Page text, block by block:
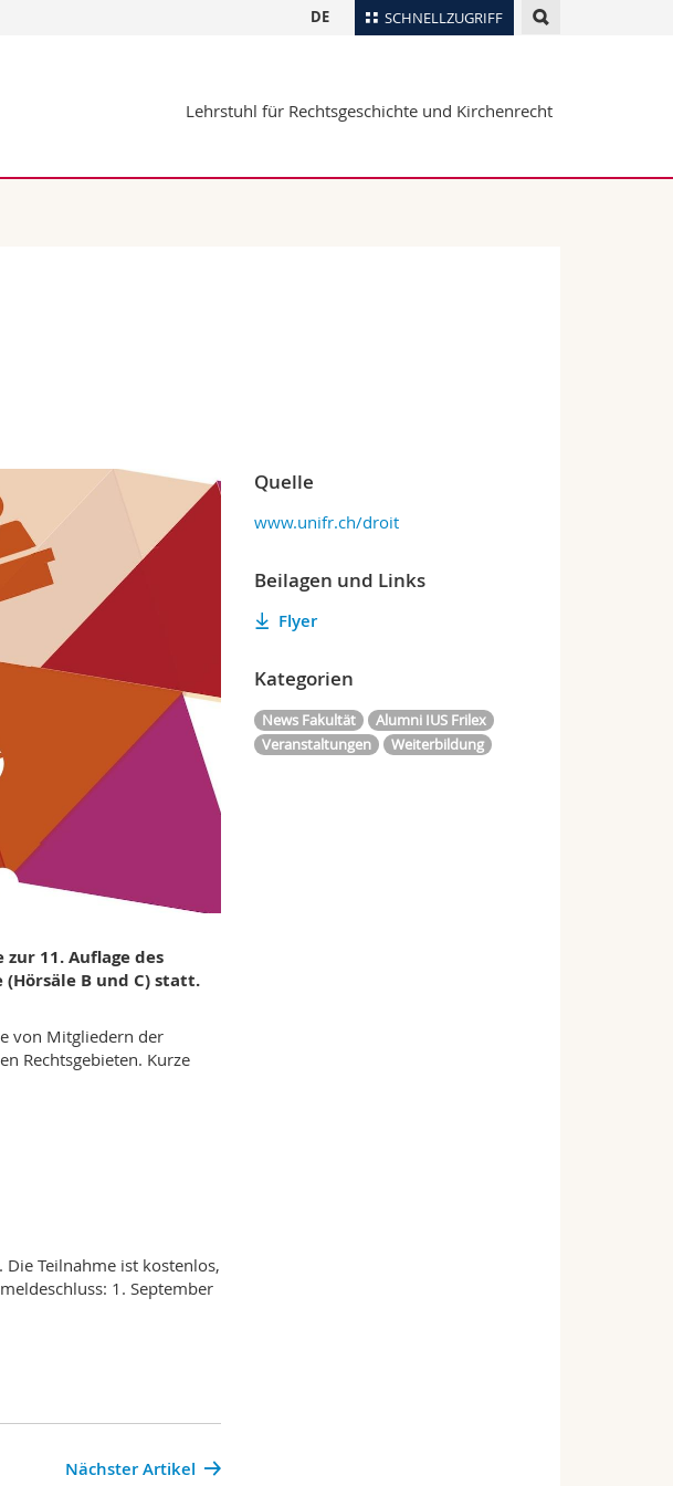
SCHNELLZUGRIFF
Studieninteressierte
Forschende
Ortsplan
Webmail
DE
Lehrstuhl für Rechtsgeschichte und Kirchenrecht
11. Auflage des
B und C) statt.
von Mitgliedern der
Rechtsgebieten. Kurze
Teilnahme ist kostenlos,
1. September
Nächster Artikel
Quelle
www.unifr.ch/droit
Beilagen und Links
Flyer
Kategorien
News Fakultät
Alumni IUS Frilex
Veranstaltungen
Weiterbildung